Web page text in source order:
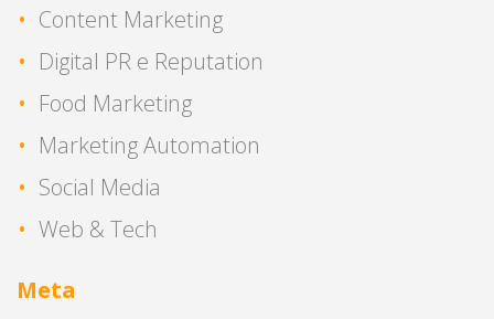
Content Marketing
Digital PR e Reputation
Food Marketing
Marketing Automation
Social Media
Web & Tech
Meta